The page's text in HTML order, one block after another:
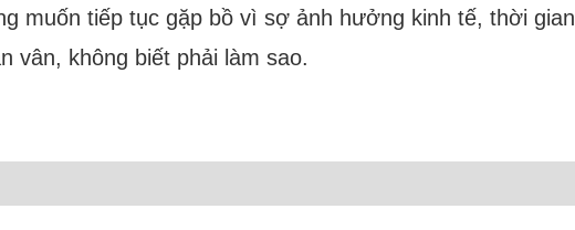
muốn tiếp tục gặp bồ vì sợ ảnh hưởng kinh tế, thời
vân, không biết phải làm sao.